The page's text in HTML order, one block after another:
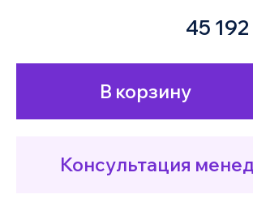
2KW
45
В корзину
Консультация